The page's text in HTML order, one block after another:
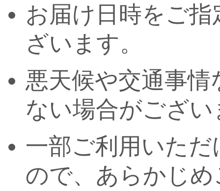
お届け日時をご
ざいます。
悪天候や交通事
ない場合がござい
一部ご利用いた
ので、あらかじ